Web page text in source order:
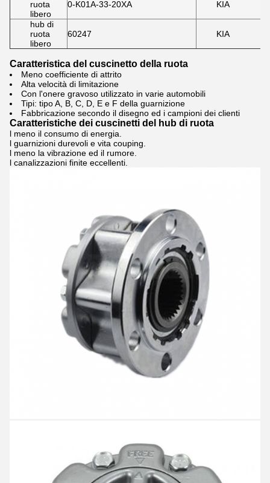
ruota
libero
0-K01A-33-20XA KIA
hub di
ruota
libero
60247 KIA
Caratteristica del cuscinetto della ruota
Meno coefficiente di attrito
Alta velocità di limitazione
Con l'onere gravoso utilizzato in varie automobili
Tipi: tipo A, B, C, D, E e F della guarnizione
Fabbricazione secondo il disegno ed i campioni dei clienti
Caratteristiche dei cuscinetti del hub di ruota
l meno il consumo di energia.
l guarnizioni durevoli e vita couping.
l meno la vibrazione ed il rumore.
l canalizzazioni finite eccellenti.